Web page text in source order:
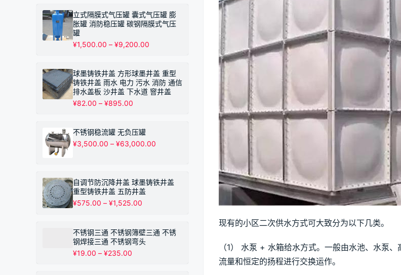
现有的小区二次供水方式可大致分为以下几类。
（1） 水泵 + 水箱给水方式。一般由水池、水泵
流量和恒定的扬程进行交换运作。
围：
¥8,200.00
至
立式隔膜式气压罐 囊式气压罐 膨
胀罐 消防稳压罐 碳钢隔膜式气压
罐
¥1,500.00 – ¥9,200.00
围：
¥1,500.00
至
球墨铸铁井盖 方形球墨井盖 重型
铸铁井盖 雨水 电力 污水 消防 通信
排水盖板 沙井盖 下水道 窨井盖
¥82.00 – ¥895.00
围：
¥82.00
至
不锈钢稳流罐 无负压罐
¥3,500.00 – ¥63,000.00
¥3,500.00
至
自调节防沉降井盖 球墨铸铁井盖
重型铸铁井盖 五防井盖
¥575.00 – ¥1,525.00
围：
¥575.00
至
不锈钢三通 不锈钢簿壁三通 不锈
钢焊接三通 不锈钢弯头
¥19.00 – ¥235.00